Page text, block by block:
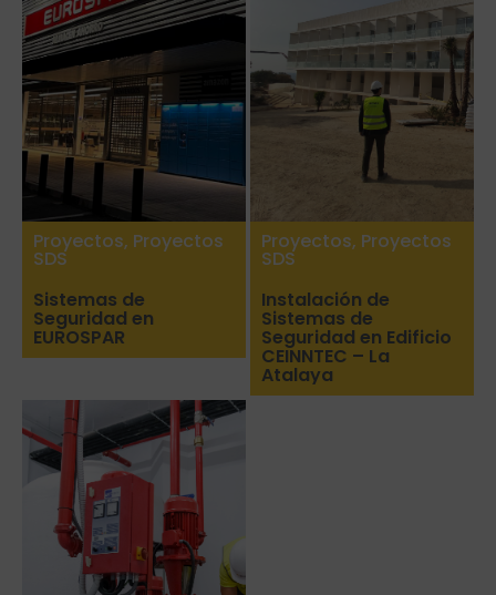
Proyectos, Proyectos
SDS
Sistemas de
Seguridad en
EUROSPAR
Proyectos, Proyectos
SDS
Instalación de
Sistemas de
Seguridad en Edificio
CEINNTEC – La
Atalaya